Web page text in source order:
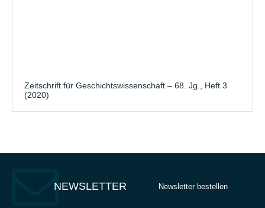
Zeitschrift für Geschichtswissenschaft – 68. Jg., Heft 3
(2020)
NEWSLETTER Newsletter bestellen